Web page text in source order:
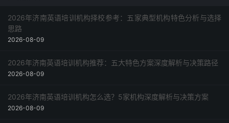
2026年济南英语培训机构择校参考：五家典型机构特色分析与选择
思路
2026-08-09
2026年济南英语培训机构推荐：五大特色方案深度解析与决策路径
2026-08-09
2026年济南英语培训机构怎么选？5家机构深度解析与决策方案
2026-08-09